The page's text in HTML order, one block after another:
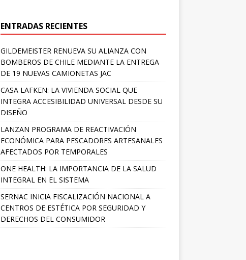
ENTRADAS RECIENTES
GILDEMEISTER RENUEVA SU ALIANZA CON
BOMBEROS DE CHILE MEDIANTE LA ENTREGA
DE 19 NUEVAS CAMIONETAS JAC
CASA LAFKEN: LA VIVIENDA SOCIAL QUE
INTEGRA ACCESIBILIDAD UNIVERSAL DESDE SU
DISEÑO
LANZAN PROGRAMA DE REACTIVACIÓN
ECONÓMICA PARA PESCADORES ARTESANALES
AFECTADOS POR TEMPORALES
ONE HEALTH: LA IMPORTANCIA DE LA SALUD
INTEGRAL EN EL SISTEMA
SERNAC INICIA FISCALIZACIÓN NACIONAL A
CENTROS DE ESTÉTICA POR SEGURIDAD Y
DERECHOS DEL CONSUMIDOR